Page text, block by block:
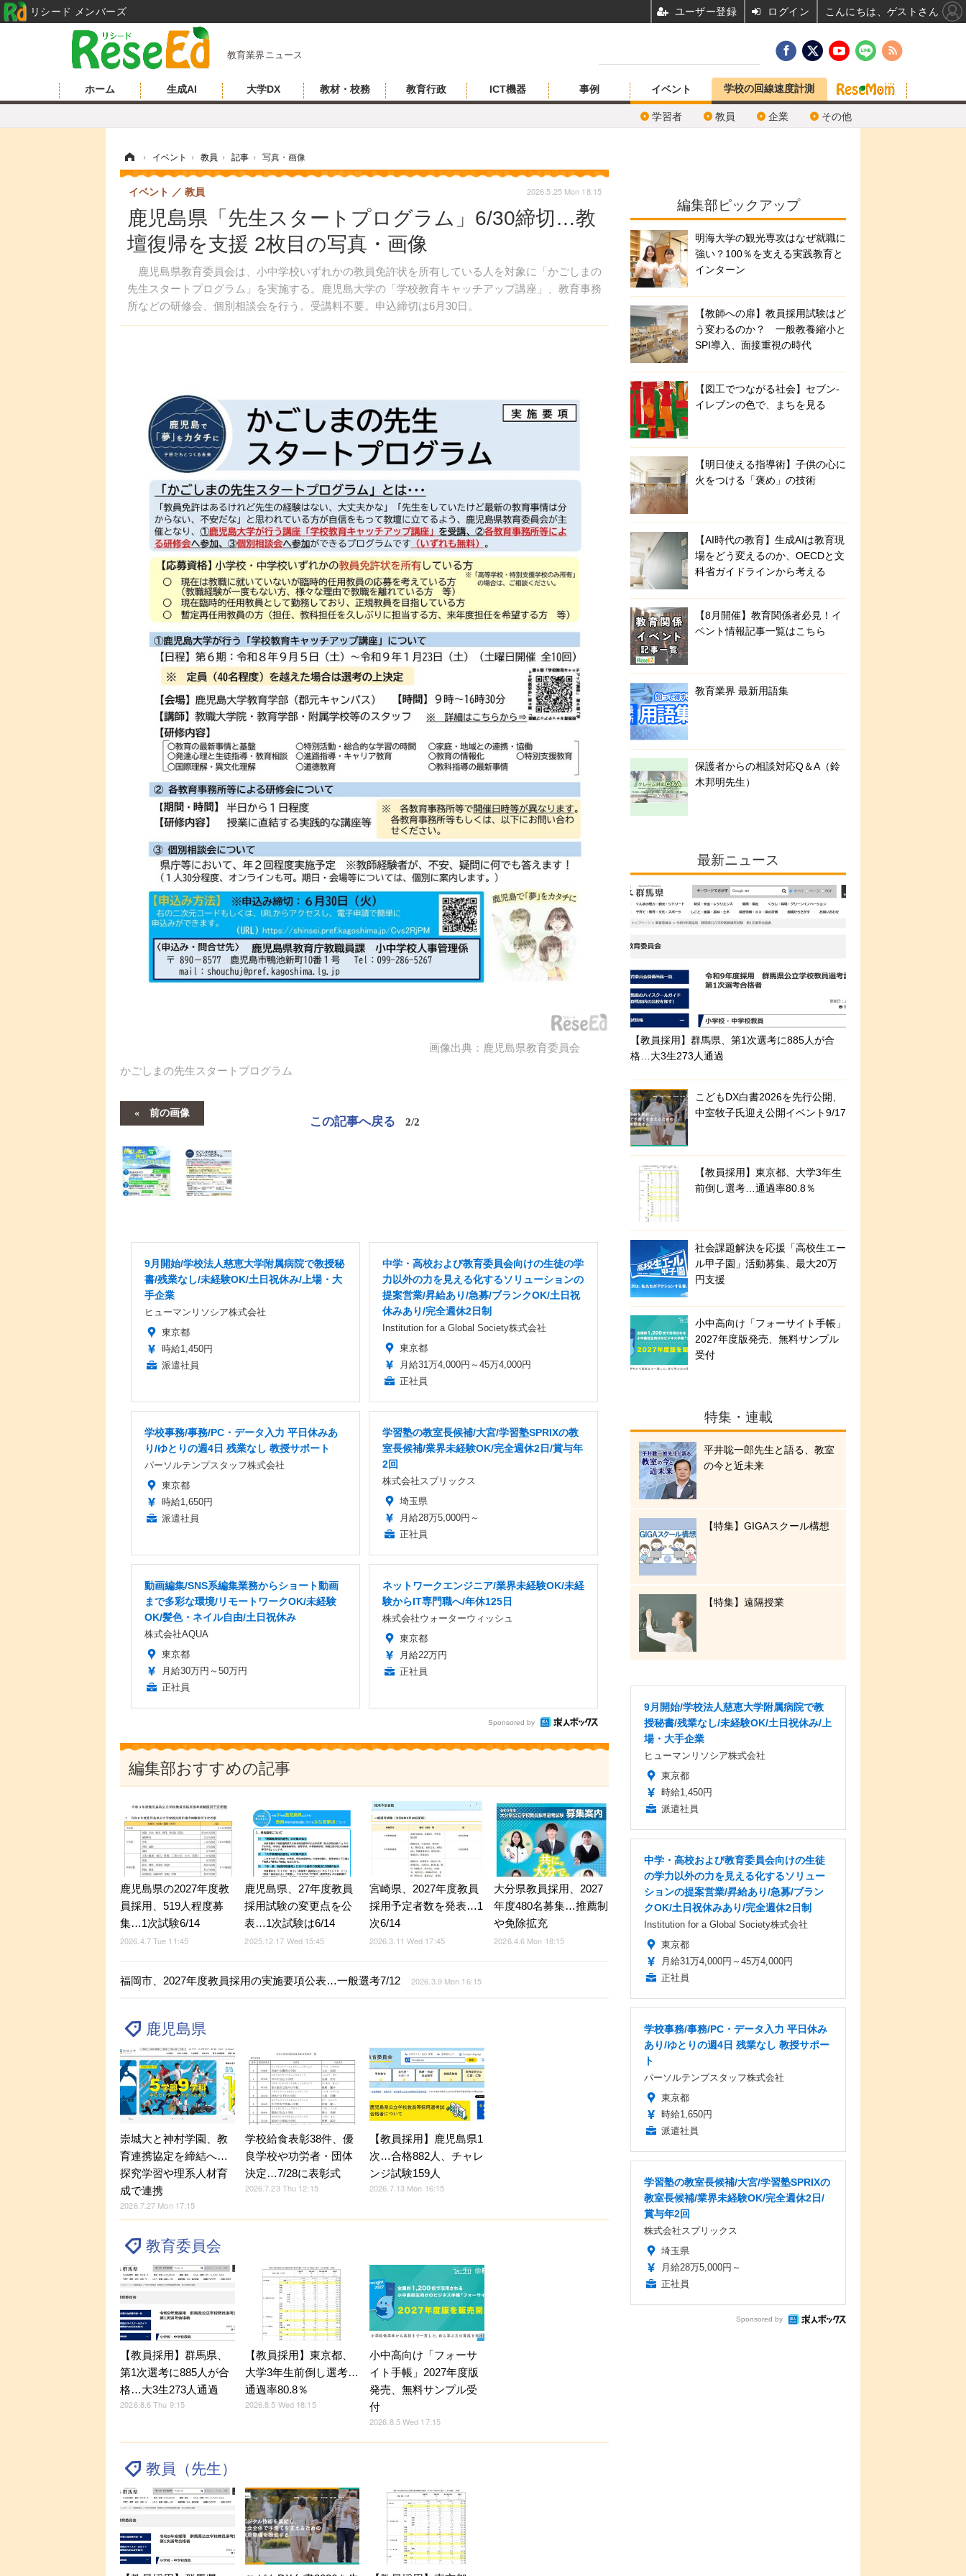
教育業界ニュース
ホーム 生成AI 大学DX 教材・校務 教育行政 ICT機器 事例 イベント
学習者 教員 企業 その他
学校の回線速度計測
› イベント › 教員 › 記事 › 写真・画像
鹿児島県「先生スタートプログラム」6/30締切…教
壇復帰を支援 2枚目の写真・画像
鹿児島県教育委員会は、小中学校いずれかの教員免許状を所有している人を対象に「かごしまの
先生スタートプログラム」を実施する。鹿児島大学の「学校教育キャッチアップ講座」、教育事務
所などの研修会、個別相談会を行う。受講料不要。申込締切は6月30日。
イベント 教員 2026.5.25 Mon 18:15
画像出典：鹿児島県教育委員会
かごしまの先生スタートプログラム
前の画像
この記事へ戻る 2/2
9月開始/学校法人慈恵大学附属病院で教授秘
書/残業なし/未経験OK/土日祝休み/上場・大
手企業
ヒューマンリソシア株式会社
東京都
時給1,450円
派遣社員
中学・高校および教育委員会向けの生徒の学
力以外の力を見える化するソリューションの
提案営業/昇給あり/急募/ブランクOK/土日祝
休みあり/完全週休2日制
Institution for a Global Society株式会社
東京都
月給31万4,000円～45万4,000円
正社員
学校事務/事務/PC・データ入力 平日休みあ
り/ゆとりの週4日 残業なし 教授サポート
パーソルテンプスタッフ株式会社
東京都
時給1,650円
派遣社員
学習塾の教室長候補/大宮/学習塾SPRIXの教
室長候補/業界未経験OK/完全週休2日/賞与年
2回
株式会社スプリックス
埼玉県
月給28万5,000円～
正社員
動画編集/SNS系編集業務からショート動画
まで多彩な環境/リモートワークOK/未経験
OK/髪色・ネイル自由/土日祝休み
株式会社AQUA
東京都
月給30万円～50万円
正社員
ネットワークエンジニア/業界未経験OK/未経
験からIT専門職へ/年休125日
株式会社ウォーターウィッシュ
東京都
月給22万円
正社員
Sponsored by
編集部おすすめの記事
鹿児島県の2027年度教
員採用、519人程度募
集…1次試験6/14
2026.4.7 Tue 11:45
鹿児島県、27年度教員
採用試験の変更点を公
表…1次試験は6/14
2025.12.17 Wed 15:45
宮崎県、2027年度教員
採用予定者数を発表…1
次6/14
2026.3.11 Wed 17:45
大分県教員採用、2027
年度480名募集…推薦制
や免除拡充
2026.4.6 Mon 18:15
福岡市、2027年度教員採用の実施要項公表…一般選考7/12 2026.3.9 Mon 16:15
鹿児島県
崇城大と神村学園、教
育連携協定を締結へ…
探究学習や理系人材育
成で連携
2026.7.27 Mon 17:15
学校給食表彰38件、優
良学校や功労者・団体
決定…7/28に表彰式
2026.7.23 Thu 12:15
【教員採用】鹿児島県1
次…合格882人、チャレ
ンジ試験159人
2026.7.13 Mon 16:15
教育委員会
【教員採用】群馬県、
第1次選考に885人が合
格…大3生273人通過
2026.8.6 Thu 9:15
【教員採用】東京都、
大学3年生前倒し選考…
通過率80.8％
2026.8.5 Wed 18:15
小中高向け「フォーサ
イト手帳」2027年度版
発売、無料サンプル受
付
2026.8.5 Wed 17:15
教員（先生）
編集部ピックアップ
明海大学の観光専攻はなぜ就職に
強い？100％を支える実践教育と
インターン
【教師への扉】教員採用試験はど
う変わるのか？ 一般教養縮小と
SPI導入、面接重視の時代
【図工でつながる社会】セブン‐
イレブンの色で、まちを見る
【明日使える指導術】子供の心に
火をつける「褒め」の技術
【AI時代の教育】生成AIは教育現
場をどう変えるのか、OECDと文
科省ガイドラインから考える
【8月開催】教育関係者必見！イ
ベント情報記事一覧はこちら
教育業界 最新用語集
保護者からの相談対応Q＆A（鈴
木邦明先生）
最新ニュース
【教員採用】群馬県、第1次選考に885人が合
格…大3生273人通過
こどもDX白書2026を先行公開、
中室牧子氏迎え公開イベント9/17
【教員採用】東京都、大学3年生
前倒し選考…通過率80.8％
社会課題解決を応援「高校生エー
ル甲子園」活動募集、最大20万
円支援
小中高向け「フォーサイト手帳」
2027年度版発売、無料サンプル
受付
特集・連載
平井聡一郎先生と語る、教室
の今と近未来
【特集】GIGAスクール構想
【特集】遠隔授業
9月開始/学校法人慈恵大学附属病院で教
授秘書/残業なし/未経験OK/土日祝休み/上
場・大手企業
ヒューマンリソシア株式会社
東京都
時給1,450円
派遣社員
中学・高校および教育委員会向けの生徒
の学力以外の力を見える化するソリュー
ションの提案営業/昇給あり/急募/ブラン
クOK/土日祝休みあり/完全週休2日制
Institution for a Global Society株式会社
東京都
月給31万4,000円～45万4,000円
正社員
学校事務/事務/PC・データ入力 平日休み
あり/ゆとりの週4日 残業なし 教授サポー
ト
パーソルテンプスタッフ株式会社
東京都
時給1,650円
派遣社員
学習塾の教室長候補/大宮/学習塾SPRIXの
教室長候補/業界未経験OK/完全週休2日/
賞与年2回
株式会社スプリックス
埼玉県
月給28万5,000円～
正社員
Sponsored by
リシード メンバーズ ユーザー登録 ログイン こんにちは、ゲストさん